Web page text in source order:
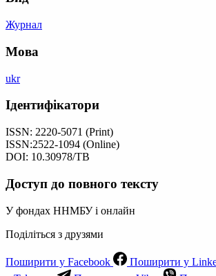
Журнал
Мова
ukr
Ідентифікатори
ISSN: 2220-5071 (Print)
ISSN:2522-1094 (Online)
DOI: 10.30978/TB
Доступ до повного тексту
У фондах ННМБУ і онлайн
Поділіться з друзями
Поширити у Facebook Поширити у